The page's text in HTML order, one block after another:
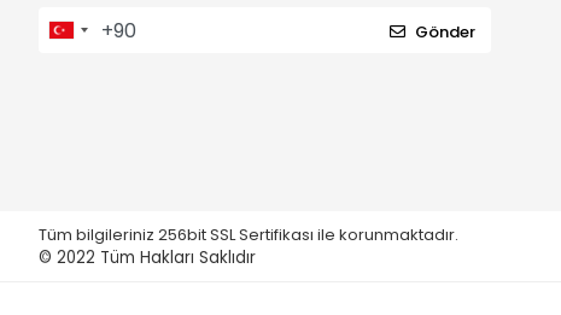
PetLove
Quik
Gönder
Tüm bilgileriniz 256bit SSL Sertifikası ile korunmaktadır.
© 2022 Tüm Hakları Saklıdır